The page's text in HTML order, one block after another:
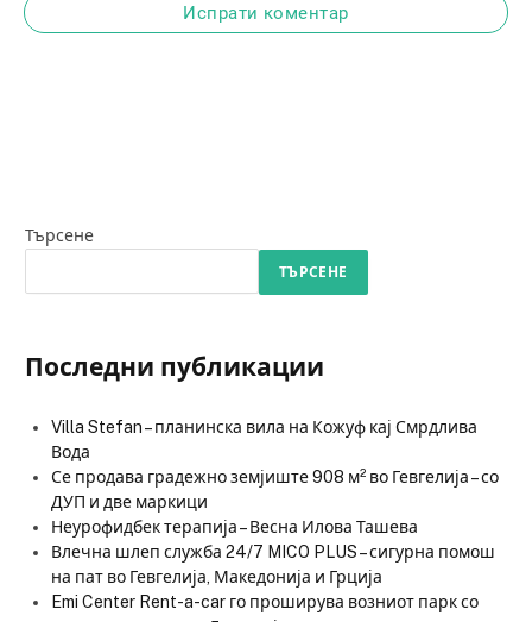
Испрати коментар
Търсене
ТЪРСЕНЕ
Последни публикации
Villa Stefan – планинска вила на Кожуф кај Смрдлива
Вода
Се продава градежно земјиште 908 м² во Гевгелија – со
ДУП и две маркици
Неурофидбек терапија – Весна Илова Ташева
Влечна шлеп служба 24/7 MICO PLUS – сигурна помош
на пат во Гевгелија, Македонија и Грција
Emi Center Rent-a-car го проширува возниот парк со